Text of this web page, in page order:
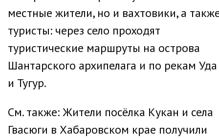
местные жители, но и вахтовики, а
туристы: через село проходят
туристические маршруты на острова
Шантарского архипелага и по рекам Уда
и Тугур.
См. также: Жители посёлка Кукан и села
Гвасюги в Хабаровском крае получили